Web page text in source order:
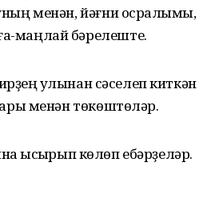
менән, йәғни осраҡлымы,
маңлай бәрелеште.
ҡулынан сәселеп киткән
менән төкөштөләр.
ҡысҡырып көлөп ебәрҙеләр.